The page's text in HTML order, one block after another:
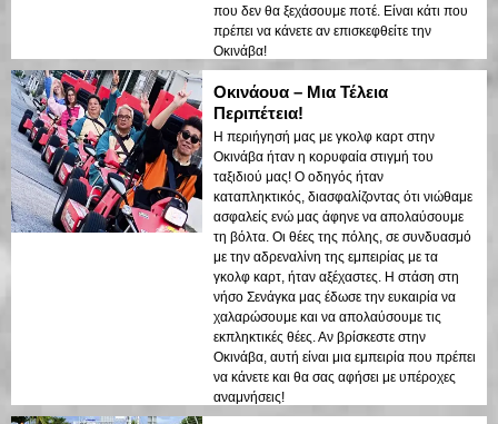
που δεν θα ξεχάσουμε ποτέ. Είναι κάτι που
πρέπει να κάνετε αν επισκεφθείτε την
Οκινάβα!
Οκινάουα – Μια Τέλεια
Περιπέτεια!
Η περιήγησή μας με γκολφ καρτ στην
Οκινάβα ήταν η κορυφαία στιγμή του
ταξιδιού μας! Ο οδηγός ήταν
καταπληκτικός, διασφαλίζοντας ότι νιώθαμε
ασφαλείς ενώ μας άφηνε να απολαύσουμε
τη βόλτα. Οι θέες της πόλης, σε συνδυασμό
με την αδρεναλίνη της εμπειρίας με τα
γκολφ καρτ, ήταν αξέχαστες. Η στάση στη
νήσο Σενάγκα μας έδωσε την ευκαιρία να
χαλαρώσουμε και να απολαύσουμε τις
εκπληκτικές θέες. Αν βρίσκεστε στην
Οκινάβα, αυτή είναι μια εμπειρία που πρέπει
να κάνετε και θα σας αφήσει με υπέροχες
αναμνήσεις!